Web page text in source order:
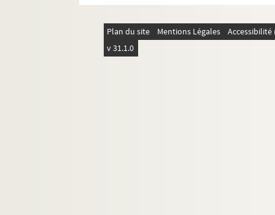
Plan du site Mentions Légales
v 31.1.0